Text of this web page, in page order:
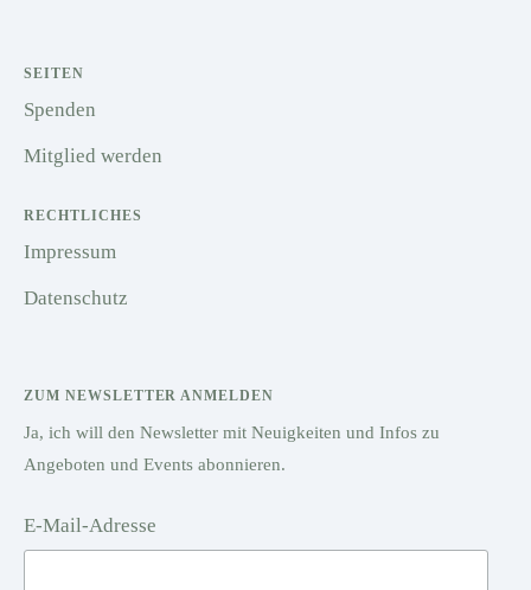
SEITEN
Spenden
Mitglied werden
RECHTLICHES
Impressum
Datenschutz
ZUM NEWSLETTER ANMELDEN
Ja, ich will den Newsletter mit Neuigkeiten und Infos zu
Angeboten und Events abonnieren.
E-Mail-Adresse